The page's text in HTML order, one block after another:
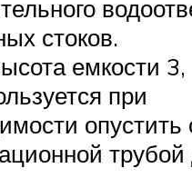
стоков.
емкости
при
опустить